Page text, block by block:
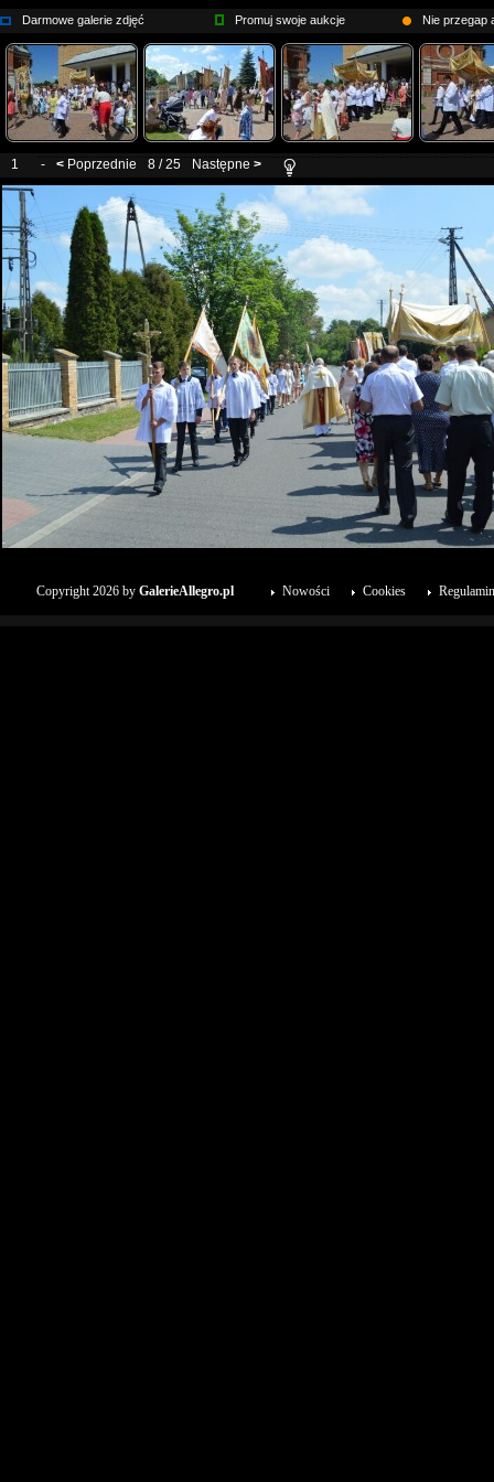
Darmowe galerie zdjęć Promuj swoje aukcje Nie przegap
1 - < Poprzednie 8 / 25 Następne >
Copyright 2026 by GalerieAllegro.pl Regulamin
Cookies
Nowości